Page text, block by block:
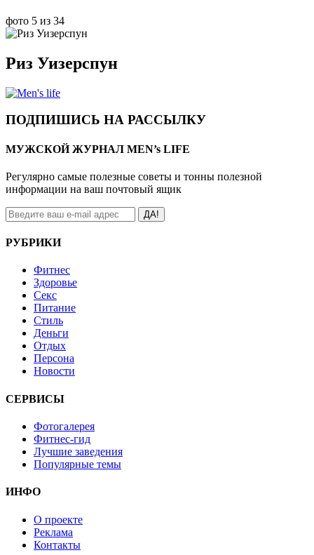
фото 5 из 34
Риз Уизерспун
ПОДПИШИСЬ НА РАССЫЛКУ
МУЖСКОЙ ЖУРНАЛ MEN’s LIFE
Регулярно самые полезные советы и тонны полезной
информации на ваш почтовый ящик
ДА!
РУБРИКИ
Фитнес
Здоровье
Секс
Питание
Стиль
Деньги
Отдых
Персона
Новости
СЕРВИСЫ
Фотогалерея
Фитнес-гид
Лучшие заведения
Популярные темы
ИНФО
О проекте
Реклама
Контакты